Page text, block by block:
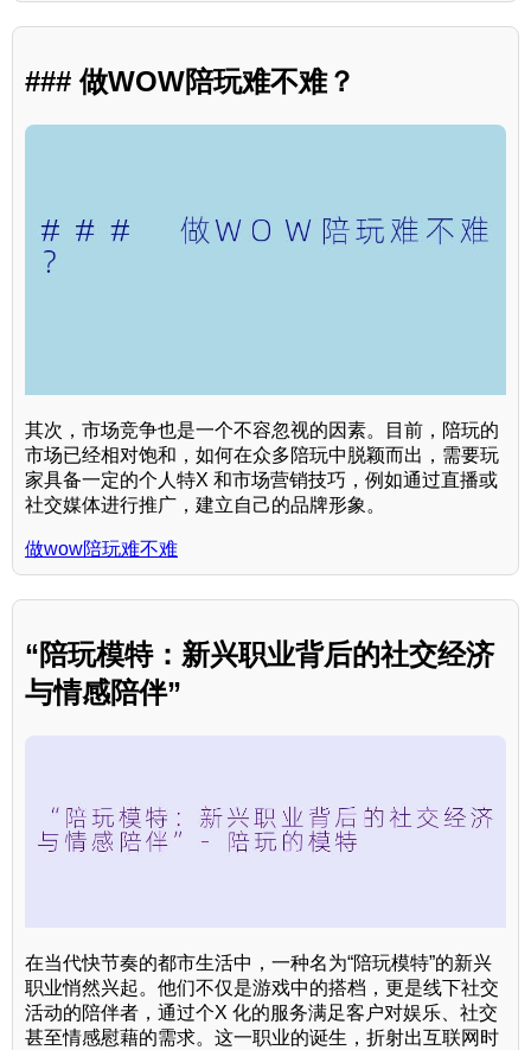
### 做WOW陪玩难不难？
其次，市场竞争也是一个不容忽视的因素。目前，陪玩的
市场已经相对饱和，如何在众多陪玩中脱颖而出，需要玩
家具备一定的个人特X 和市场营销技巧，例如通过直播或
社交媒体进行推广，建立自己的品牌形象。
做wow陪玩难不难
“陪玩模特：新兴职业背后的社交经济
与情感陪伴”
在当代快节奏的都市生活中，一种名为“陪玩模特”的新兴
职业悄然兴起。他们不仅是游戏中的搭档，更是线下社交
活动的陪伴者，通过个X 化的服务满足客户对娱乐、社交
甚至情感慰藉的需求。这一职业的诞生，折射出互联网时